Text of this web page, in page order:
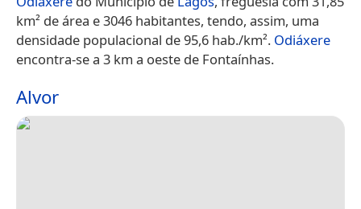
km² de área e 3046 habitantes, tendo, assim, uma
densidade populacional de 95,6 hab./km². Odiáxere
encontra-se a 3 km a oeste de Fontaínhas.
Alvor